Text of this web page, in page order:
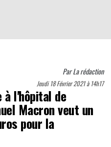
ParLa rédaction
Jeudi 18 Février 2021 à 14h17
l'hôpital de
Macron veut un
pour la